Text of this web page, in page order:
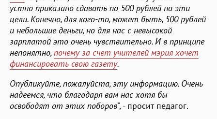
устно приказано сдавать по 500 рублей на эти
цели. Конечно, для кого-то, может быть, 500 рублей
и небольшие деньги, но для нас с невысокой
зарплатой это очень чувствительно. И в принципе
непонятно,почему за счет учителей мэрия хочет
финансировать свою газету.
Опубликуйте, пожалуйста, эту информацию. Очень
надеемся, что благодаря вам нас хотя бы
освободят от этих поборов", - просит педагог.